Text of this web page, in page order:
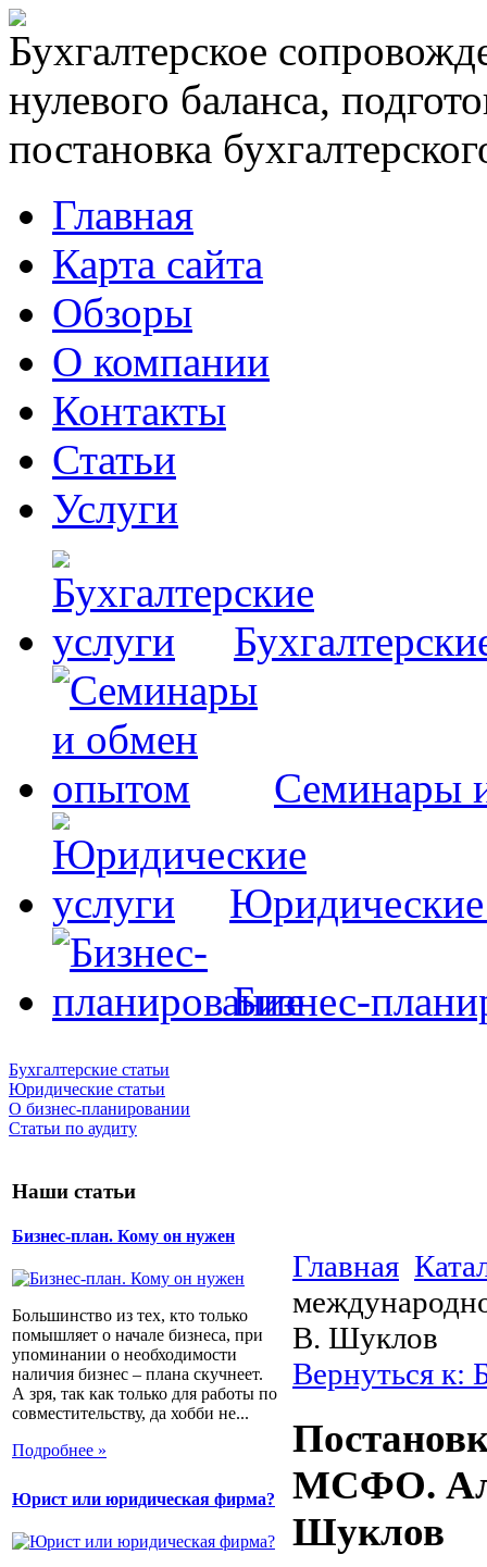
Бухгалтерское
нулевого баланса,
постановка
Главная
Карта сайта
Обзоры
О компании
Контакты
Статьи
Услуги
Семинары
Юридические
Бизнес-
Бухгалтерские статьи
Юридические статьи
О бизнес-планировании
Статьи по аудиту
Наши статьи
Бизнес-план. Кому он нужен
Большинство из тех, кто только
помышляет о начале бизнеса, при
упоминании о необходимости
наличия бизнес – плана скучнеет.
А зря, так как только для работы по
совместительству, да хобби не...
Подробнее »
Юрист или юридическая фирма?
Главная
В. Шуклов
Вернуться к:
МСФО.
Шуклов